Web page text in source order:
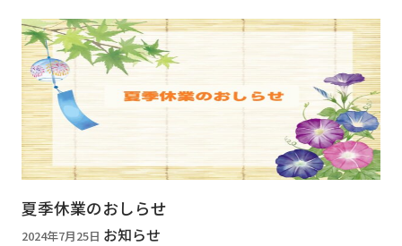
夏季休業のおしらせ
2024年7月25日 お知らせ